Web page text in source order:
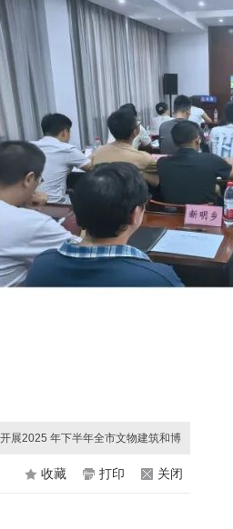
展2025 年下半年全市文物建筑和博
收藏 打印 关闭